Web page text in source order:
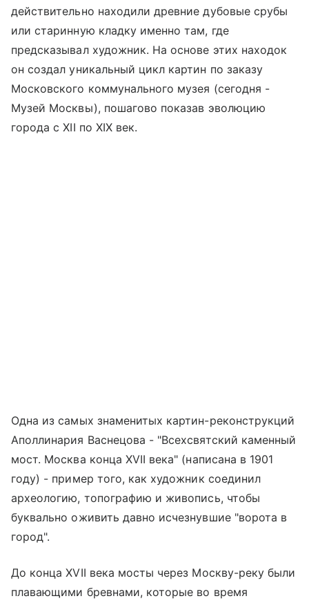
действительно находили древние дубовые срубы
или старинную кладку именно там, где
предсказывал художник. На основе этих находок
он создал уникальный цикл картин по заказу
Московского коммунального музея (сегодня -
Музей Москвы), пошагово показав эволюцию
города с XII по XIX век.
Одна из самых знаменитых картин-реконструкций
Аполлинария Васнецова - "Всехсвятский каменный
мост. Москва конца XVII века" (написана в 1901
году) - пример того, как художник соединил
археологию, топографию и живопись, чтобы
буквально оживить давно исчезнувшие "ворота в
город".
До конца XVII века мосты через Москву-реку были
плавающими бревнами, которые во время